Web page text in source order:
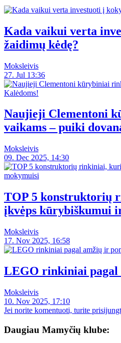
Kada vaikui verta
žaidimų kėdę?
Moksleivis
27. Jul 13:36
Naujieji Clementoni
vaikams – puiki
Moksleivis
09. Dec 2025, 14:30
TOP 5 konstruktorių
įkvėps kūrybiškumui
Moksleivis
17. Nov 2025, 16:58
LEGO rinkiniai pagal
Moksleivis
10. Nov 2025, 17:10
Jei norite komentuoti, turite
Daugiau Mamyčių klube: